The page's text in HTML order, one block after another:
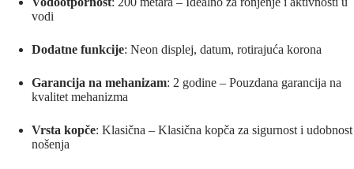
vodi
Dodatne funkcije: Neon displej, datum, rotirajuća korona
Garancija na mehanizam: 2 godine – Pouzdana garancija na
kvalitet mehanizma
Vrsta kopče: Klasična – Klasična kopča za sigurnost i udobnost
nošenja